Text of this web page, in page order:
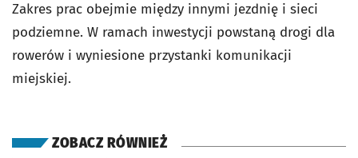
Zakres prac obejmie między innymi jezdnię i sieci
podziemne. W ramach inwestycji powstaną drogi dla
rowerów i wyniesione przystanki komunikacji
miejskiej.
ZOBACZ RÓWNIEŻ